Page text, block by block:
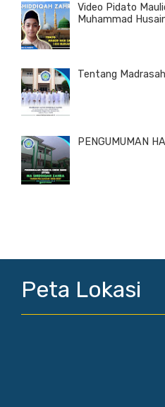
Video Pidato
Muhammad
Tentang
PENGUMUMAN
Peta Lokasi